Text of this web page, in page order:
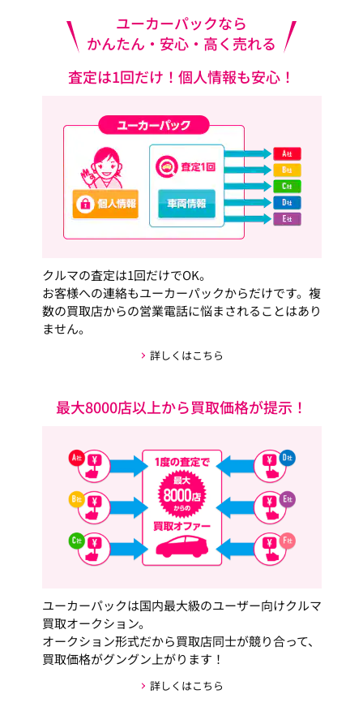
ユーカーパックなら
かんたん・安心・高く売れる
査定は1回だけ！個人情報も安心！
クルマの査定は1回だけでOK。
お客様への連絡もユーカーパックからだけです。複
数の買取店からの営業電話に悩まされることはあり
ません。
詳しくはこちら
最大8000店以上から買取価格が提示！
ユーカーパックは国内最大級のユーザー向けクルマ
買取オークション。
オークション形式だから買取店同士が競り合って、
買取価格がグングン上がります！
詳しくはこちら